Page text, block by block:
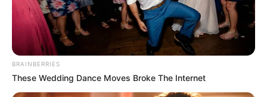
Vagón 1: 4, B12, E42; F32, H17, H21
Vagón 2: C17, D21, E32; G12, G42
Estación Movistar Arena
BRAINBERRIES
These Wedding Dance Moves Broke The Internet